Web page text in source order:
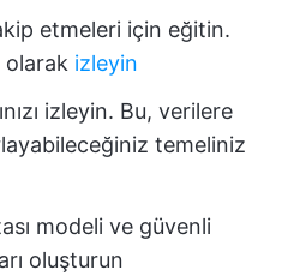
etmeleri için eğitin.
olarak izleyin
izleyin. Bu, verilere
temeliniz
modeli ve güvenli
oluşturun